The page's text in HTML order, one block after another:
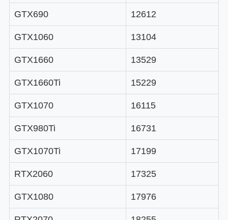
GTX690 12612
GTX1060 13104
GTX1660 13529
GTX1660Ti 15229
GTX1070 16115
GTX980Ti 16731
GTX1070Ti 17199
RTX2060 17325
GTX1080 17976